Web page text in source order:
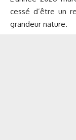
cessé d’être un
grandeur nature.